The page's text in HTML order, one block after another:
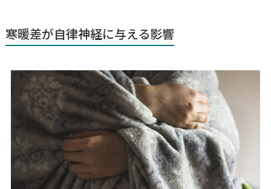
寒暖差が自律神経に与える影響